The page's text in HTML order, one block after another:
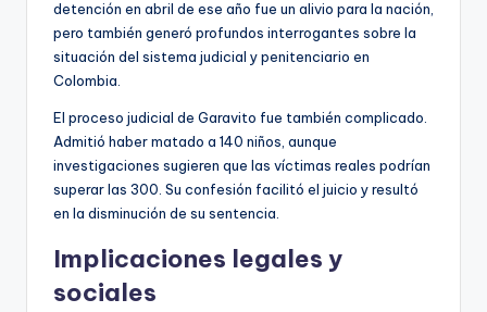
detención en abril de ese año fue un alivio para la nación,
pero también generó profundos interrogantes sobre la
situación del sistema judicial y penitenciario en
Colombia.
El proceso judicial de Garavito fue también complicado.
Admitió haber matado a 140 niños, aunque
investigaciones sugieren que las víctimas reales podrían
superar las 300. Su confesión facilitó el juicio y resultó
en la disminución de su sentencia.
Implicaciones legales y
sociales